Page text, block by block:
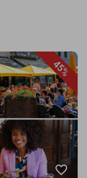
45%
favorite_border